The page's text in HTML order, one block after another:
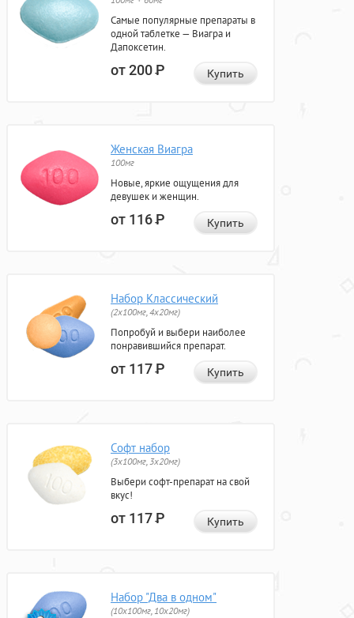
Самые популярные препараты в
одной таблетке — Виагра и
Дапоксетин.
от 200Р Купить
Женская Виагра
100мг
Новые, яркие ощущения для
девушек и женщин.
от 116Р Купить
Набор Классический
(2x100мг, 4x20мг)
Попробуй и выбери наиболее
понравившийся препарат.
от 117Р Купить
Софт набор
(3x100мг, 3x20мг)
Выбери софт-препарат на свой
вкус!
от 117Р Купить
Набор "Два в одном"
(10x100мг, 10x20мг)